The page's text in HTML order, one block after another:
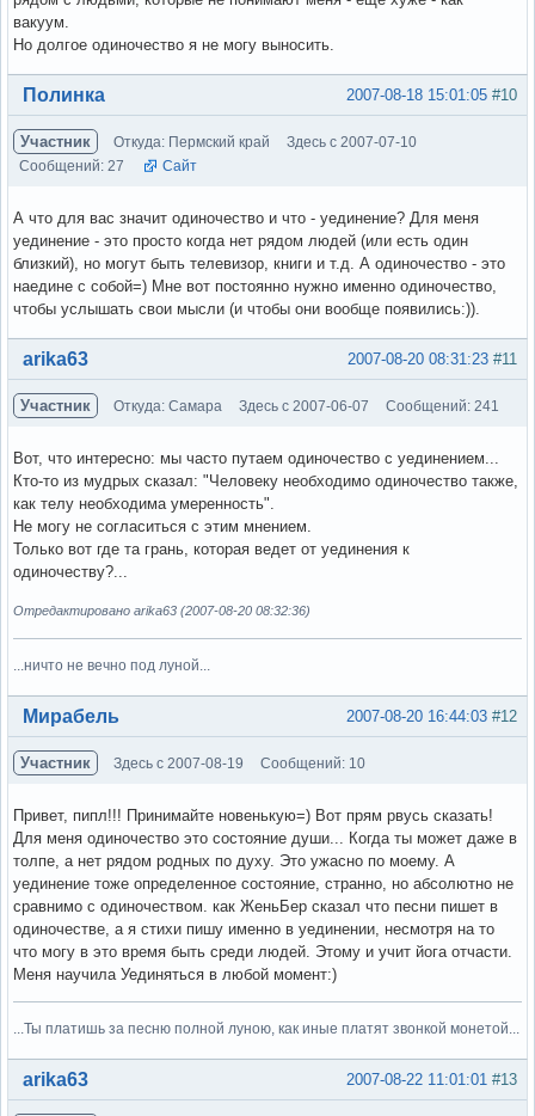
вакуум.
Но долгое одиночество я не могу выносить.
Вне форума #10
2007-08-18 15:01:05
Полинка
Участник Откуда: Пермский край
Здесь с 2007-07-10
Сообщений: 27
Сайт
А что для вас значит одиночество и что - уединение? Для меня
уединение - это просто когда нет рядом людей (или есть один
близкий), но могут быть телевизор, книги и т.д. А одиночество - это
наедине с собой=) Мне вот постоянно нужно именно одиночество,
чтобы услышать свои мысли (и чтобы они вообще появились:)).
Вне форума #11
2007-08-20 08:31:23
arika63
Участник Откуда: Самара Здесь с 2007-06-07 Сообщений: 241
Вот, что интересно: мы часто путаем одиночество с уединением...
Кто-то из мудрых сказал: "Человеку необходимо одиночество также,
как телу необходима умеренность".
Не могу не согласиться с этим мнением.
Только вот где та грань, которая ведет от уединения к
одиночеству?...
Отредактировано arika63 (2007-08-20 08:32:36)
...ничто не вечно под луной...
Вне форума #12
2007-08-20 16:44:03
Мирабель
Участник Здесь с 2007-08-19 Сообщений: 10
Привет, пипл!!! Принимайте новенькую=) Вот прям рвусь сказать!
Для меня одиночество это состояние души... Когда ты может даже в
толпе, а нет рядом родных по духу. Это ужасно по моему. А
уединение тоже определенное состояние, странно, но абсолютно не
сравнимо с одиночеством. как ЖеньБер сказал что песни пишет в
одиночестве, а я стихи пишу именно в уединении, несмотря на то
что могу в это время быть среди людей. Этому и учит йога отчасти.
Меня научила Уединяться в любой момент:)
...Ты платишь за песню полной луною, как иные платят звонкой монетой...
Вне форума #13
2007-08-22 11:01:01
arika63